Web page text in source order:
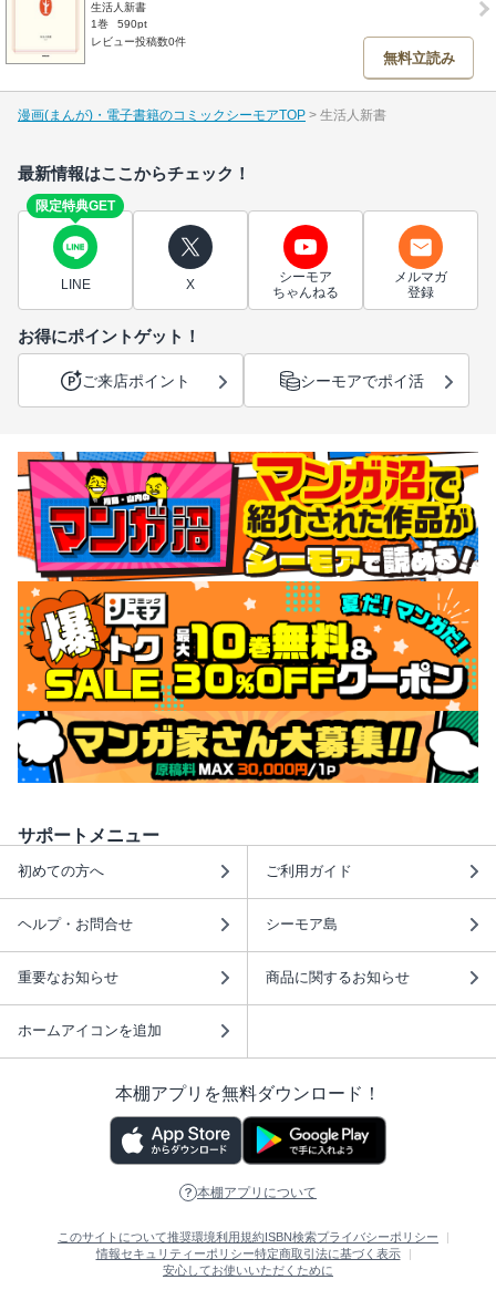
生活人新書
1巻
590pt
レビュー投稿数0件
無料立読み
漫画(まんが)・電子書籍のコミックシーモアTOP 生活人新書
最新情報はここからチェック！
限定特典GET
LINE X
シーモア
ちゃんねる
メルマガ
登録
お得にポイントゲット！
ご来店ポイント シーモアでポイ活
サポートメニュー
初めての方へ ご利用ガイド
ヘルプ・お問合せ シーモア島
重要なお知らせ 商品に関するお知らせ
ホームアイコンを追加
本棚アプリを無料ダウンロード！
本棚アプリについて
このサイトについて推奨環境利用規約 ISBN検索プライバシーポリシー
情報セキュリティーポリシー特定商取引法に基づく表示
安心してお使いいただくために